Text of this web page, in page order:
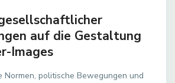
auf die Gestaltung
Images
Normen, politische Bewegungen und